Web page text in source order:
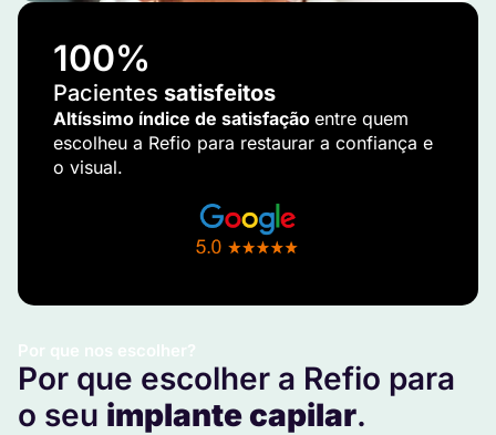
Por que nos escolher?
Por que escolher a Refio para
o seu implante capilar.
100%
Pacientes satisfeitos
Altíssimo índice de satisfação entre quem
escolheu a Refio para restaurar a confiança e
o visual.